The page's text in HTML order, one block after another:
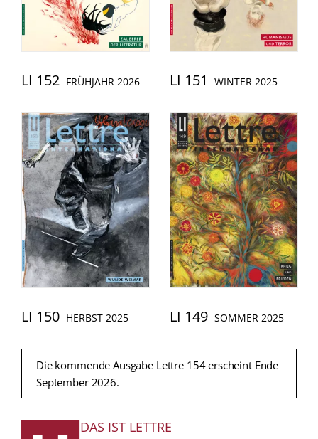
LI 152 FRÜHJAHR 2026 LI 151 WINTER 2025
LI 150 HERBST 2025 LI 149 SOMMER 2025
Die kommende Ausgabe Lettre 154 erscheint Ende
September 2026.
FUSSZEILE
DAS IST LETTRE